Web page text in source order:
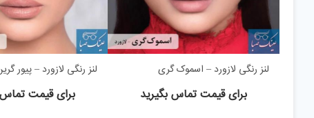
لنز رنگی لازورد – اسموک گری
برای قیمت تماس بگیرید
لنز رنگی لازورد – پیور
برای قیمت تماس